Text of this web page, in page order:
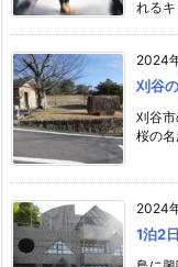
れる
2024
刈谷
刈谷
桜の
2024
1泊2